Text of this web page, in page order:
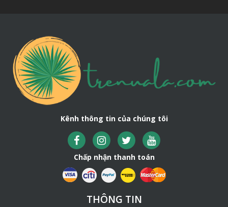
Kênh thông tin của chúng tôi
Chấp nhận thanh toán
THÔNG TIN